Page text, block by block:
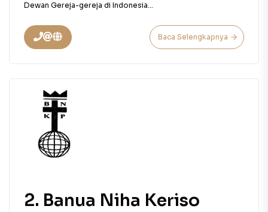
Dewan Gereja-gereja di Indonesia...
Baca Selengkapnya
2. Banua Niha Keriso